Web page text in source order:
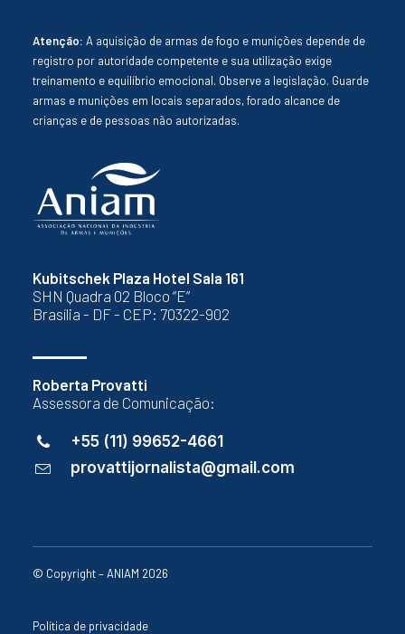
Kubitschek Plaza Hotel Sala 161
SHN Quadra 02 Bloco “E”
Brasília - DF - CEP: 70322-902
Roberta Provatti
Assessora de Comunicação:
+55 (11) 99652-4661
provattijornalista@gmail.com
Atenção: A aquisição de armas de fogo e munições depende de
registro por autoridade competente e sua utilização exige
treinamento e equilíbrio emocional. Observe a legislação. Guarde
armas e munições em locais separados, forado alcance de
crianças e de pessoas não autorizadas.
© Copyright – ANIAM 2026
Política de privacidade